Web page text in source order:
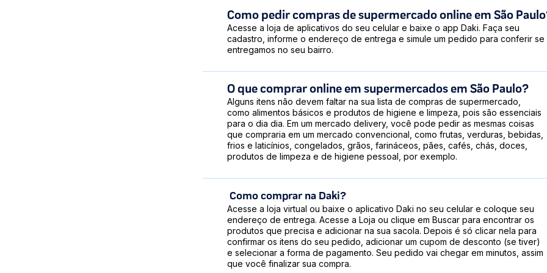
Como pedir compras de supermercado online em São
Acesse a loja de aplicativos do seu celular e baixe o app Daki. Faça seu
cadastro, informe o endereço de entrega e simule um pedido para conferir se
entregamos no seu bairro.
O que comprar online em supermercados em São Paulo?
Alguns itens não devem faltar na sua lista de compras de supermercado,
como alimentos básicos e produtos de higiene e limpeza, pois são essenciais
para o dia dia. Em um mercado delivery, você pode pedir as mesmas coisas
que compraria em um mercado convencional, como frutas, verduras, bebidas,
frios e laticínios, congelados, grãos, farináceos, pães, cafés, chás, doces,
produtos de limpeza e de higiene pessoal, por exemplo.
Como comprar na Daki?
Acesse a loja virtual ou baixe o aplicativo Daki no seu celular e coloque seu
endereço de entrega. Acesse a Loja ou clique em Buscar para encontrar os
produtos que precisa e adicionar na sua sacola. Depois é só clicar nela para
confirmar os itens do seu pedido, adicionar um cupom de desconto (se tiver)
e selecionar a forma de pagamento. Seu pedido vai chegar em minutos, assim
que você finalizar sua compra.